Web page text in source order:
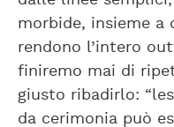
morbide, insieme
rendono l’intero
finiremo mai di
giusto ribadirlo:
da cerimonia può